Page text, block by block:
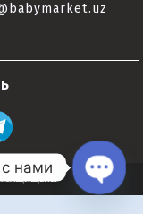
ЗАЩИЩЕНЫ
с нами
Open